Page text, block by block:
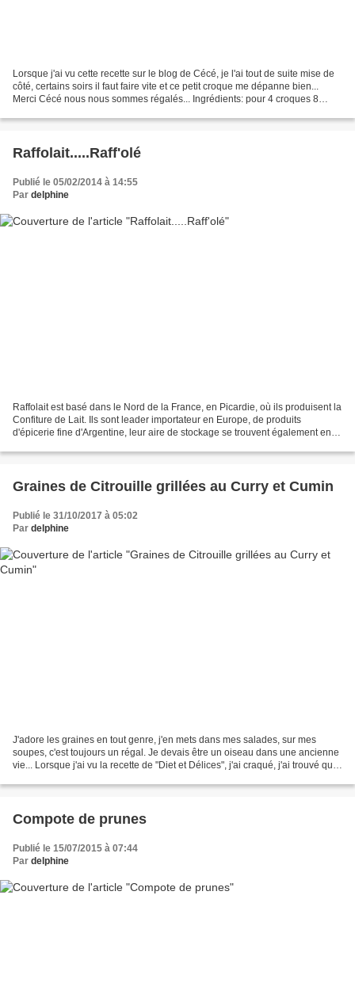
Lorsque j'ai vu cette recette sur le blog de Cécé, je l'ai tout de suite mise de
côté, certains soirs il faut faire vite et ce petit croque me dépanne bien...
Merci Cécé nous nous sommes régalés... Ingrédients: pour 4 croques 8
Raffolait.....Raff'olé
Publié le 05/02/2014 à 14:55
Par delphine
Raffolait est basé dans le Nord de la France, en Picardie, où ils produisent la
Confiture de Lait. Ils sont leader importateur en Europe, de produits
d'épicerie fine d'Argentine, leur aire de stockage se trouvent également en
Graines de Citrouille grillées au Curry et Cumin
Publié le 31/10/2017 à 05:02
Par delphine
J'adore les graines en tout genre, j'en mets dans mes salades, sur mes
soupes, c'est toujours un régal. Je devais être un oiseau dans une ancienne
vie... Lorsque j'ai vu la recette de "Diet et Délices", j'ai craqué, j'ai trouvé que
Compote de prunes
Publié le 15/07/2015 à 07:44
Par delphine